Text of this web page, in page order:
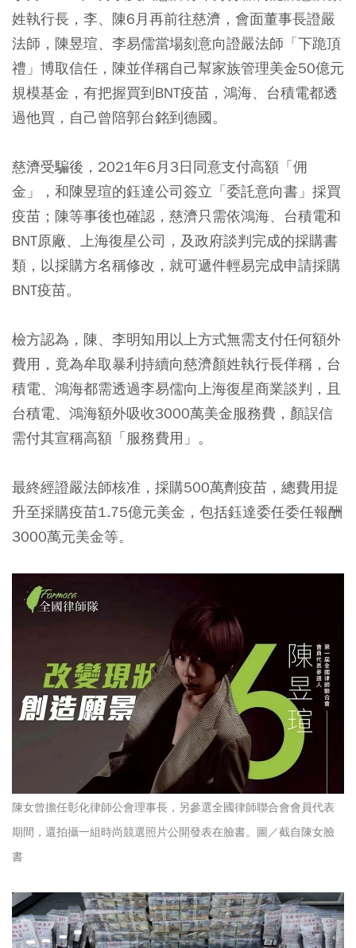
姓執行長，李、陳6月再前往慈濟，會面董事長證嚴
法師，陳昱瑄、李易儒當場刻意向證嚴法師「下跪頂
禮」博取信任，陳並佯稱自己幫家族管理美金50億元
規模基金，有把握買到BNT疫苗，鴻海、台積電都透
過他買，自己曾陪郭台銘到德國。
慈濟受騙後，2021年6月3日同意支付高額「佣
金」，和陳昱瑄的鈺達公司簽立「委託意向書」採買
疫苗；陳等事後也確認，慈濟只需依鴻海、台積電和
BNT原廠、上海復星公司，及政府談判完成的採購書
類，以採購方名稱修改，就可遞件輕易完成申請採購
BNT疫苗。
檢方認為，陳、李明知用以上方式無需支付任何額外
費用，竟為牟取暴利持續向慈濟顏姓執行長佯稱，台
積電、鴻海都需透過李易儒向上海復星商業談判，且
台積電、鴻海額外吸收3000萬美金服務費，顏誤信
需付其宣稱高額「服務費用」。
最終經證嚴法師核准，採購500萬劑疫苗，總費用提
升至採購疫苗1.75億元美金，包括鈺達委任委任報酬
3000萬元美金等。
陳女曾擔任彰化律師公會理事長，另參選全國律師聯合會會員代表
期間，還拍攝一組時尚競選照片公開發表在臉書。圖／截自陳女臉
書